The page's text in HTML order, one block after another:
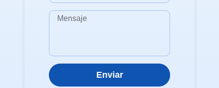
Enviar